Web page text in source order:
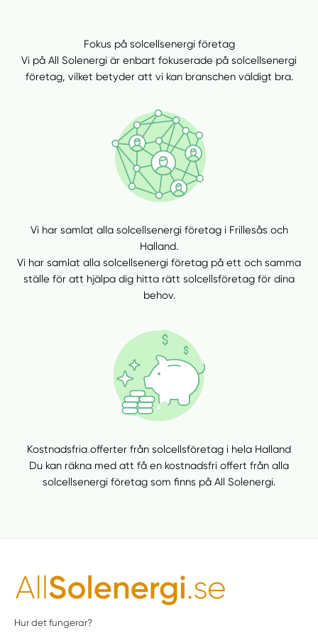
Fokus på solcellsenergi företag
Vi på All Solenergi är enbart fokuserade på solcellsenergi
företag, vilket betyder att vi kan branschen väldigt bra.
Vi har samlat alla solcellsenergi företag i Frillesås och
Halland.
Vi har samlat alla solcellsenergi företag på ett och samma
ställe för att hjälpa dig hitta rätt solcellsföretag för dina
behov.
Kostnadsfria offerter från solcellsföretag i hela Halland
Du kan räkna med att få en kostnadsfri offert från alla
solcellsenergi företag som finns på All Solenergi.
Hur det fungerar?